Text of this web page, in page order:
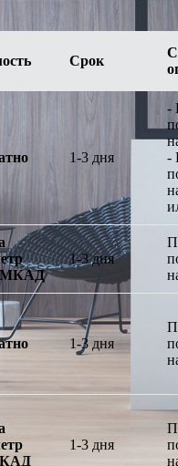
Срок
1-3 дня
-
-
МКАД
1-3 дня
1-3 дня
КАД
1-3 дня